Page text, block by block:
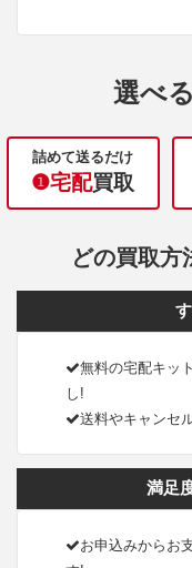
選べ
詰めて送るだけ
❶宅配買取
どの買取方
無料の宅配キッ
し!
送料やキャンセ
満足
お申込みからお